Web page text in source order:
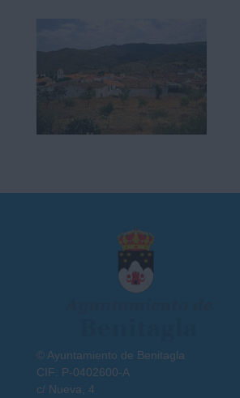
© Ayuntamiento de Benitagla
CIF: P-0402600-A
c/ Nueva, 4